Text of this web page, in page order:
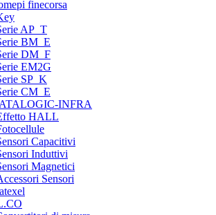
finecorsa
AP_T
BM_E
DM_F
EM2G
SP_K
CM_E
INFRA
HALL
Capacitivi
Induttivi
Magnetici
Sensori